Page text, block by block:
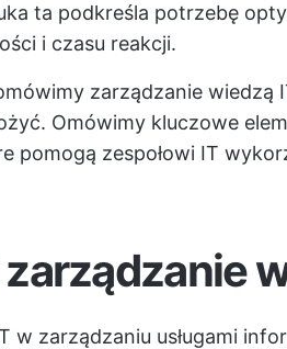
ta podkreśla potrzebę
i czasu reakcji.
zarządzanie wiedzą
Omówimy kluczowe
pomogą zespołowi IT
w zarządzaniu usługami